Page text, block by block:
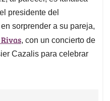
presidente del
sorprender a su pareja,
, con un concierto de
Cazalis para celebrar